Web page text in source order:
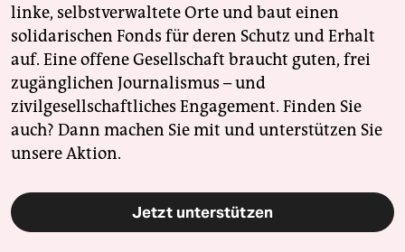
linke, selbstverwaltete Orte und baut einen
solidarischen Fonds für deren Schutz und Erhalt
auf. Eine offene Gesellschaft braucht guten, frei
zugänglichen Journalismus – und
zivilgesellschaftliches Engagement. Finden Sie
auch? Dann machen Sie mit und unterstützen Sie
unsere Aktion.
Jetzt unterstützen